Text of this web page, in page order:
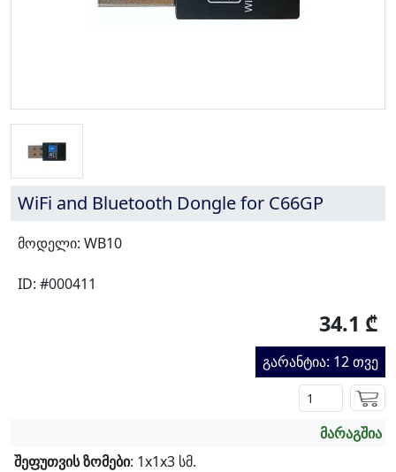
WiFi and Bluetooth Dongle for C66GP
მოდელი: WB10
ID: #000411
34.1 ₾
გარანტია: 12 თვე
მარაგშია
შეფუთვის ზომები: 1x1x3 სმ.